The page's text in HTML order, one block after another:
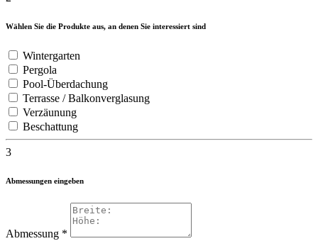
Wählen Sie die Produkte aus, an denen Sie interessiert sind
Wintergarten
Pergola
Pool-Überdachung
Terrasse / Balkonverglasung
Verzäunung
Beschattung
3
Abmessungen eingeben
Abmessung *